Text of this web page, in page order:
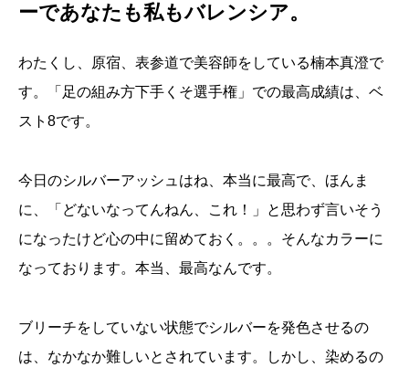
ーであなたも私もバレンシア。
わたくし、原宿、表参道で美容師をしている楠本真澄で
す。「足の組み方下手くそ選手権」での最高成績は、ベ
スト8です。
今日のシルバーアッシュはね、本当に最高で、ほんま
に、「どないなってんねん、これ！」と思わず言いそう
になったけど心の中に留めておく。。。そんなカラーに
なっております。本当、最高なんです。
ブリーチをしていない状態でシルバーを発色させるの
は、なかなか難しいとされています。しかし、染めるの